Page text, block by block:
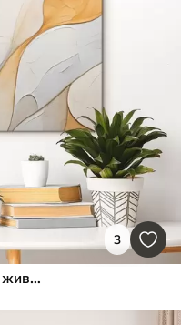
3
Абстрактний візерунок, імітація живопису